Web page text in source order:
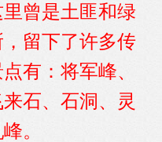
曾是土匪和绿
留下了许多传
有：将军峰、
石、石洞、灵
。